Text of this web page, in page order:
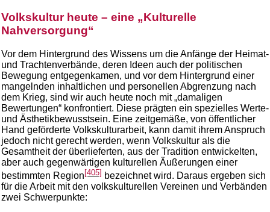
Volkskultur heute – eine „Kulturelle
Nahversorgung“
Vor dem Hintergrund des Wissens um die Anfänge der Heimat-
und Trachtenverbände, deren Ideen auch der politischen
Bewegung entgegenkamen, und vor dem Hintergrund einer
mangelnden inhaltlichen und personellen Abgrenzung nach
dem Krieg, sind wir auch heute noch mit „damaligen
Bewertungen“ konfrontiert. Diese prägten ein spezielles Werte-
und Ästhetikbewusstsein. Eine zeitgemäße, von öffentlicher
Hand geförderte Volkskulturarbeit, kann damit ihrem Anspruch
jedoch nicht gerecht werden, wenn Volkskultur als die
Gesamtheit der überlieferten, aus der Tradition entwickelten,
aber auch gegenwärtigen kulturellen Äußerungen einer
bestimmten Region [405] bezeichnet wird. Daraus ergeben sich
für die Arbeit mit den volkskulturellen Vereinen und Verbänden
zwei Schwerpunkte: